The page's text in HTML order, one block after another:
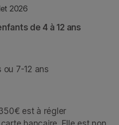
2026
de 4 à 12 ans
7-12 ans
est à régler